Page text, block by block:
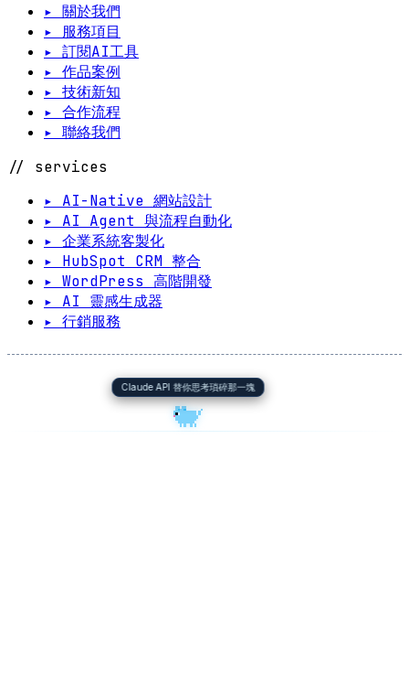
▸ 關於我們
▸ 服務項目
▸ 訂閱AI工具
▸ 作品案例
▸ 技術新知
▸ 合作流程
▸ 聯絡我們
// services
▸ AI-Native 網站設計
▸ AI Agent 與流程自動化
▸ 企業系統客製化
▸ HubSpot CRM 整合
▸ WordPress 高階開發
▸ AI 靈感生成器
▸ 行銷服務
Claude API 替你思考瑣碎那一塊